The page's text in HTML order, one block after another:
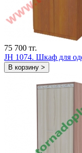
75 700 тг.
JH 1074. Шкаф для
В корзину >